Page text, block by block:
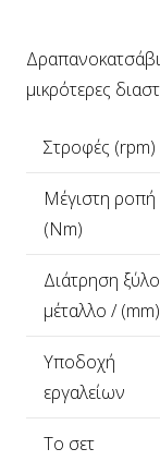
μικρότερες
Στροφές (rpm)
Μέγιστη ροπή
(Nm)
Διάτρηση
μέταλλο / (mm)
Υποδοχή
εργαλείων
Το σετ